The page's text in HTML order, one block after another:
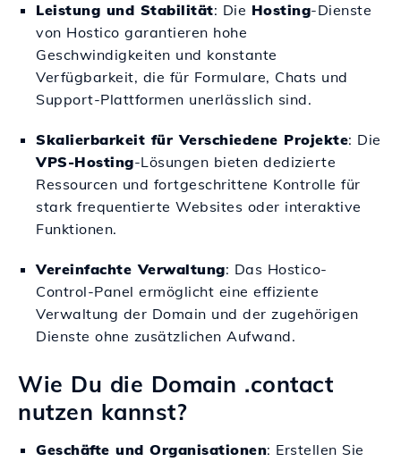
Leistung und Stabilität: Die Hosting-Dienste
von Hostico garantieren hohe
Geschwindigkeiten und konstante
Verfügbarkeit, die für Formulare, Chats und
Support-Plattformen unerlässlich sind.
Skalierbarkeit für Verschiedene Projekte: Die
VPS-Hosting-Lösungen bieten dedizierte
Ressourcen und fortgeschrittene Kontrolle für
stark frequentierte Websites oder interaktive
Funktionen.
Vereinfachte Verwaltung: Das Hostico-
Control-Panel ermöglicht eine effiziente
Verwaltung der Domain und der zugehörigen
Dienste ohne zusätzlichen Aufwand.
Wie Du die Domain .contact
nutzen kannst?
Geschäfte und Organisationen: Erstellen Sie